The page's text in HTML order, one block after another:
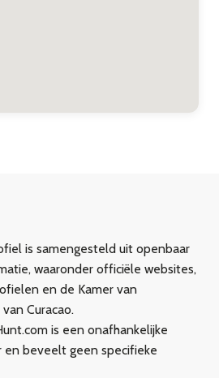
is samengesteld uit openbaar
waaronder officiële websites,
en de Kamer van
Curacao.
is een onafhankelijke
en beveelt geen specifieke